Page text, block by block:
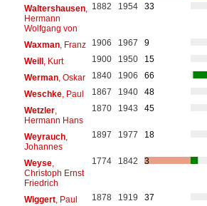
Waltershausen,
Hermann
Wolfgang von
1882 1954 33
Waxman, Franz 1906 1967
9
Weill , Kurt 1900 1950
15
Werman, Oskar 1840 1906
66
Weschke, Paul 1867 1940
48
Wetzler,
Hermann Hans
1870 1943 45
Weyrauch,
Johannes
1897 1977 18
Weyse,
Christoph Ernst
Friedrich
1774 1842 3
Wiggert, Paul 1878 1919
37